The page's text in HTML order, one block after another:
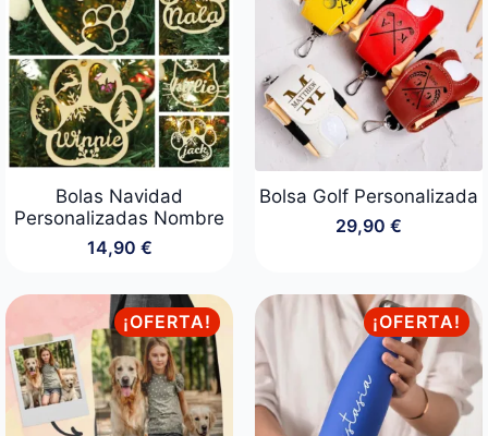
Bolas Navidad
Personalizadas Nombre
14,90 €
Bolsa Golf Personalizada
29,90 €
¡OFERTA! ¡OFERTA!